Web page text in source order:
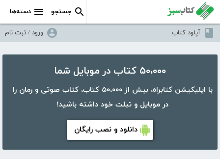
دسته‌ها جستجو
آپلود کتاب ورود / ثبت نام
۵۰،۰۰۰ کتاب در موبایل شما
با اپلیکیشن کتابراه، بیش از ۵۰،۰۰۰ کتاب، کتاب صوتی و رمان را
در موبایل و تبلت خود داشته باشید!
دانلود و نصب رایگان